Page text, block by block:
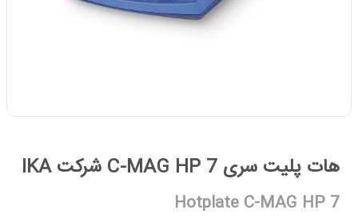
هات پلیت سری C-MAG HP 7 شرکت IKA
Hotplate C-MAG HP 7